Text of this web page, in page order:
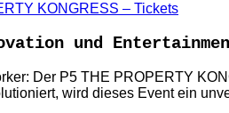
KONGRESS – Tickets
und
Der P5 THE PROPERTY
wird dieses Event ein